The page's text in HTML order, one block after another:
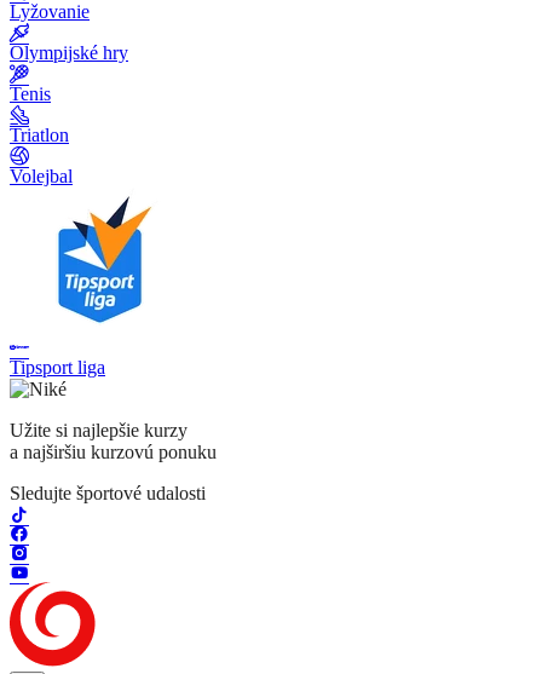
Lyžovanie
Olympijské hry
Tenis
Triatlon
Volejbal
Tipsport liga
Užite si najlepšie kurzy
a najširšiu kurzovú ponuku
Sledujte športové udalosti